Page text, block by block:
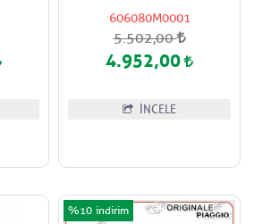
606080M0001
5.502,00
4.952,00
İNCELE
%10